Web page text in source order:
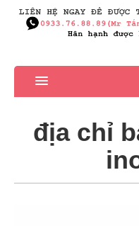
địa chỉ